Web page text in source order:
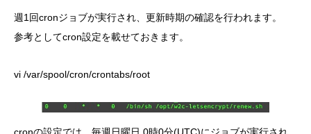
週1回cronジョブが実行され、更新時期の確認を行われます。
参考としてcron設定を載せておきます。
vi /var/spool/cron/crontabs/root
cronの設定では、毎週日曜日 0時0分(UTC)にジョブが実行され